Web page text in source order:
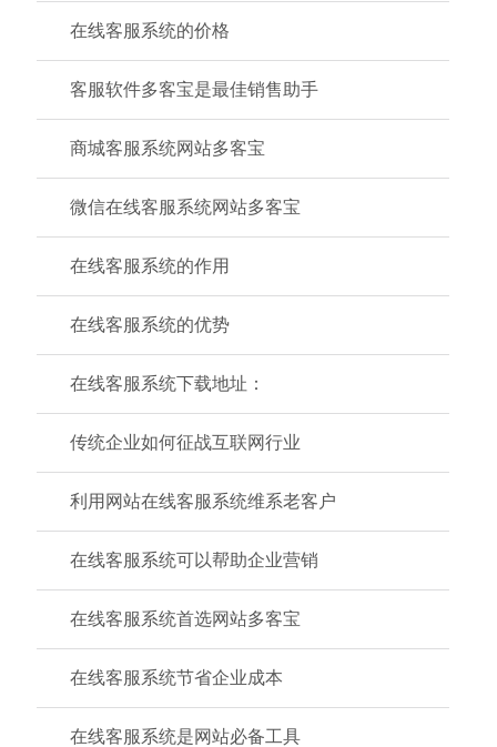
在线客服系统的价格
客服软件多客宝是最佳销售助手
商城客服系统网站多客宝
微信在线客服系统网站多客宝
在线客服系统的作用
在线客服系统的优势
在线客服系统下载地址：
传统企业如何征战互联网行业
利用网站在线客服系统维系老客户
在线客服系统可以帮助企业营销
在线客服系统首选网站多客宝
在线客服系统节省企业成本
在线客服系统是网站必备工具